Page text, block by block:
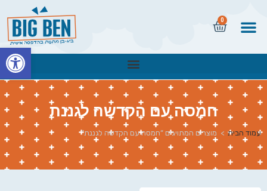
0
חמסה עם הקדשה לגננת
עמוד הבית > מוצרים המתויגים “חמסה עם הקדשה לגננת”